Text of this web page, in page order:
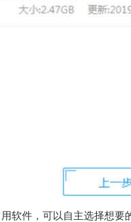
软件，可以自主选择想